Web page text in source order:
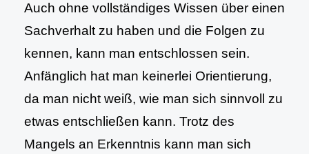
Auch ohne vollständiges Wissen über einen
Sachverhalt zu haben und die Folgen zu
kennen, kann man entschlossen sein.
Anfänglich hat man keinerlei Orientierung,
da man nicht weiß, wie man sich sinnvoll zu
etwas entschließen kann. Trotz des
Mangels an Erkenntnis kann man sich